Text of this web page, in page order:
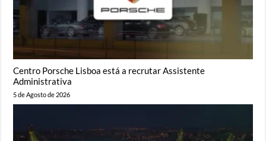
Centro Porsche Lisboa está a recrutar Assistente
Administrativa
5 de Agosto de 2026